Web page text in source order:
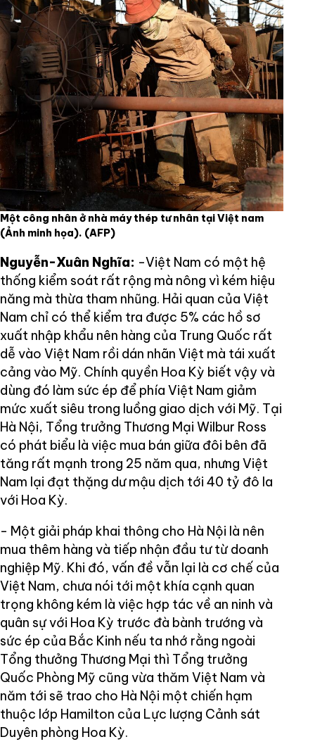
Một công nhân ở nhà máy thép tư nhân tại Việt nam
(Ảnh minh họa). (AFP)
Nguyễn-Xuân Nghĩa: -Việt Nam có một hệ
thống kiểm soát rất rộng mà nông vì kém hiệu
năng mà thừa tham nhũng. Hải quan của Việt
Nam chỉ có thể kiểm tra được 5% các hồ sơ
xuất nhập khẩu nên hàng của Trung Quốc rất
dễ vào Việt Nam rồi dán nhãn Việt mà tái xuất
cảng vào Mỹ. Chính quyền Hoa Kỳ biết vậy và
dùng đó làm sức ép để phía Việt Nam giảm
mức xuất siêu trong luồng giao dịch với Mỹ. Tại
Hà Nội, Tổng trưởng Thương Mại Wilbur Ross
có phát biểu là việc mua bán giữa đôi bên đã
tăng rất mạnh trong 25 năm qua, nhưng Việt
Nam lại đạt thặng dư mậu dịch tới 40 tỷ đô la
với Hoa Kỳ.
- Một giải pháp khai thông cho Hà Nội là nên
mua thêm hàng và tiếp nhận đầu tư từ doanh
nghiệp Mỹ. Khi đó, vấn đề vẫn lại là cơ chế của
Việt Nam, chưa nói tới một khía cạnh quan
trọng không kém là việc hợp tác về an ninh và
quân sự với Hoa Kỳ trước đà bành trướng và
sức ép của Bắc Kinh nếu ta nhớ rằng ngoài
Tổng thưởng Thương Mại thì Tổng trưởng
Quốc Phòng Mỹ cũng vừa thăm Việt Nam và
năm tới sẽ trao cho Hà Nội một chiến hạm
thuộc lớp Hamilton của Lực lượng Cảnh sát
Duyên phòng Hoa Kỳ.